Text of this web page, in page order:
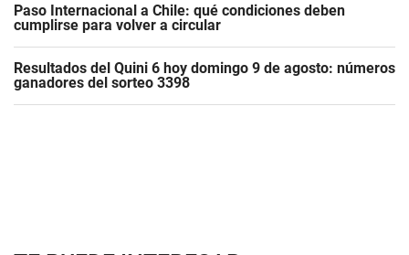
Paso Internacional a Chile: qué condiciones deben
cumplirse para volver a circular
Resultados del Quini 6 hoy domingo 9 de agosto: números
ganadores del sorteo 3398